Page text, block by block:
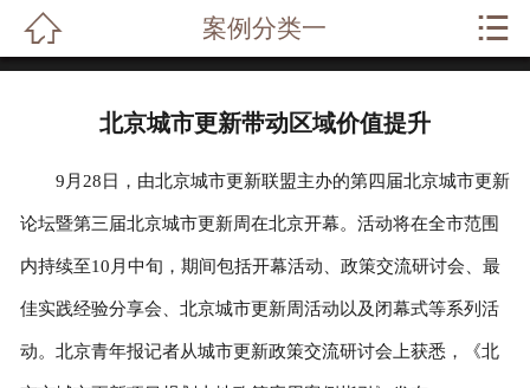
律师风采
 案例分类一 
北京城市更新带动区域价值提升
9月28日，由北京城市更新联盟主办的第四届北京城市更新
论坛暨第三届北京城市更新周在北京开幕。活动将在全市范围
内持续至10月中旬，期间包括开幕活动、政策交流研讨会、最
佳实践经验分享会、北京城市更新周活动以及闭幕式等系列活
动。北京青年报记者从城市更新政策交流研讨会上获悉，《北